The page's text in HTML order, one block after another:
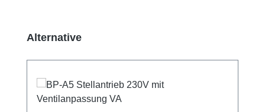
Produktgalerie überspringen
Alternative